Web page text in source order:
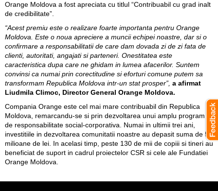
Orange Moldova a fost apreciata cu titlul “Contribuabil cu grad inalt
de credibilitate”.
“Acest premiu este o realizare foarte importanta pentru Orange
Moldova. Este o noua apreciere a muncii echipei noastre, dar si o
confirmare a responsabilitatii de care dam dovada zi de zi fata de
clienti, autoritati, angajati si parteneri. Onestitatea este
caracteristica dupa care ne ghidam in lumea afacerilor. Suntem
convinsi ca numai prin corectitudine si eforturi comune putem sa
transformam Republica Moldova intr-un stat prosper”, a afirmat
Liudmila Climoc, Director General Orange Moldova.
Compania Orange este cel mai mare contribuabil din Republica
Moldova, remarcandu-se si prin dezvoltarea unui amplu program
de responsabilitate social-corporativa. Numai in ultimii trei ani,
investitiile in dezvoltarea comunitatii noastre au depasit suma de 50
milioane de lei. In acelasi timp, peste 130 de mii de copiii si tineri au
beneficiat de suport in cadrul proiectelor CSR si cele ale Fundatiei
Orange Moldova.